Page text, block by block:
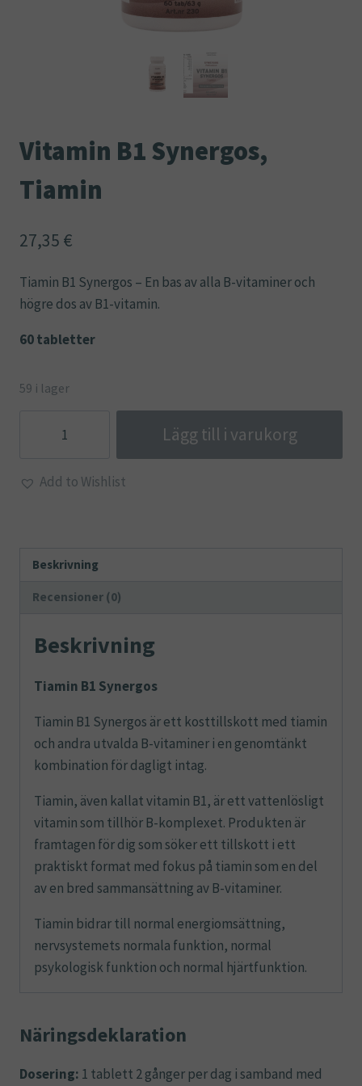
Vitamin B1 Synergos,
Tiamin
27,35 €
Tiamin B1 Synergos – En bas av alla B-vitaminer och
högre dos av B1-vitamin.
60 tabletter
59 i lager
Tiamin
Lägg till i varukorg
Add to Wishlist
Beskrivning
Recensioner (0)
Beskrivning
Tiamin B1 Synergos
Tiamin B1 Synergos är ett kosttillskott med tiamin
och andra utvalda B-vitaminer i en genomtänkt
kombination för dagligt intag.
Tiamin, även kallat vitamin B1, är ett vattenlösligt
vitamin som tillhör B-komplexet. Produkten är
framtagen för dig som söker ett tillskott i ett
praktiskt format med fokus på tiamin som en del
av en bred sammansättning av B-vitaminer.
Tiamin bidrar till normal energiomsättning,
nervsystemets normala funktion, normal
psykologisk funktion och normal hjärtfunktion.
Näringsdeklaration
Dosering: 1 tablett 2 gånger per dag i samband med